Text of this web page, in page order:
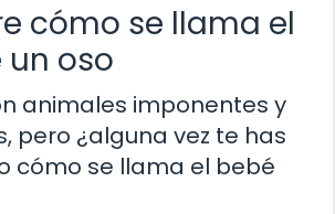
cómo se llama el
un oso
animales imponentes y
pero ¿alguna vez te has
cómo se llama el bebé